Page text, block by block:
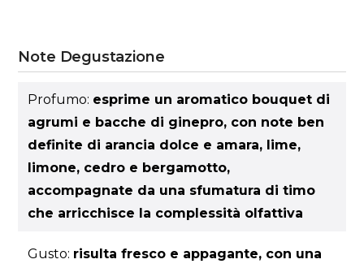
Note Degustazione
Profumo: esprime un aromatico bouquet di
agrumi e bacche di ginepro, con note ben
definite di arancia dolce e amara, lime,
limone, cedro e bergamotto,
accompagnate da una sfumatura di timo
che arricchisce la complessità olfattiva
Gusto: risulta fresco e appagante, con una